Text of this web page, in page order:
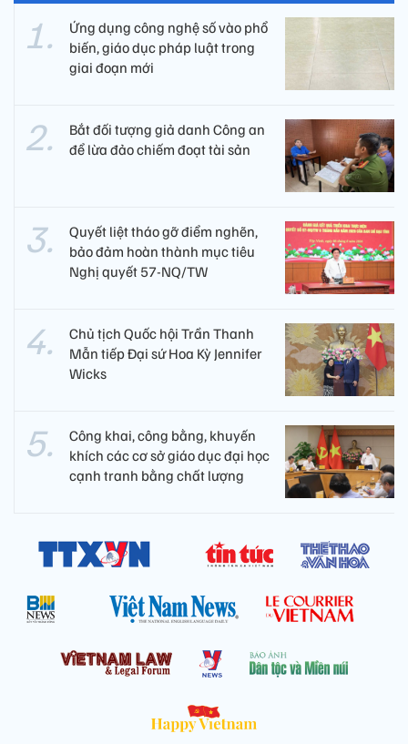
Ứng dụng công nghệ số vào phổ
biến, giáo dục pháp luật trong
giai đoạn mới
Bắt đối tượng giả danh Công an
để lừa đảo chiếm đoạt tài sản
Quyết liệt tháo gỡ điểm nghẽn,
bảo đảm hoàn thành mục tiêu
Nghị quyết 57-NQ/TW
Chủ tịch Quốc hội Trần Thanh
Mẫn tiếp Đại sứ Hoa Kỳ Jennifer
Wicks
Công khai, công bằng, khuyến
khích các cơ sở giáo dục đại học
cạnh tranh bằng chất lượng​